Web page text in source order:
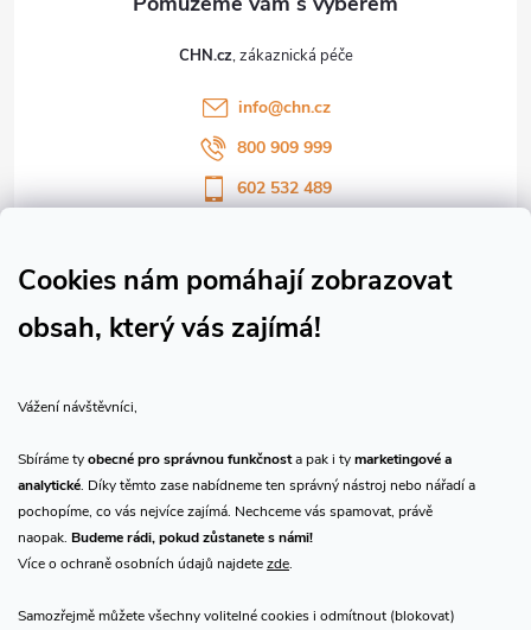
Cookies nám pomáhají zobrazovat
obsah, který vás zajímá!
Vážení návštěvníci,
Sbíráme tyobecné pro správnou funkčnosta pak i tymarketingové a
analytické. Díky těmto zase nabídneme ten správný nástroj nebo nářadí a
pochopíme, co vás nejvíce zajímá. Nechceme vás spamovat, právě
naopak. Budeme rádi, pokud zůstanete s námi!
Více o ochraně osobních údajů najdetezde.
Samozřejmě můžete všechny volitelné cookies i odmítnout (blokovat)
CHN.cz
info@chn.cz
800 909 999
602 532 489
Sledujte náš vlog CHN_CZ
Přijímáme online platby